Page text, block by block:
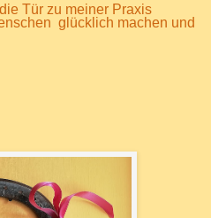
Tür zu meiner Praxis
glücklich machen und